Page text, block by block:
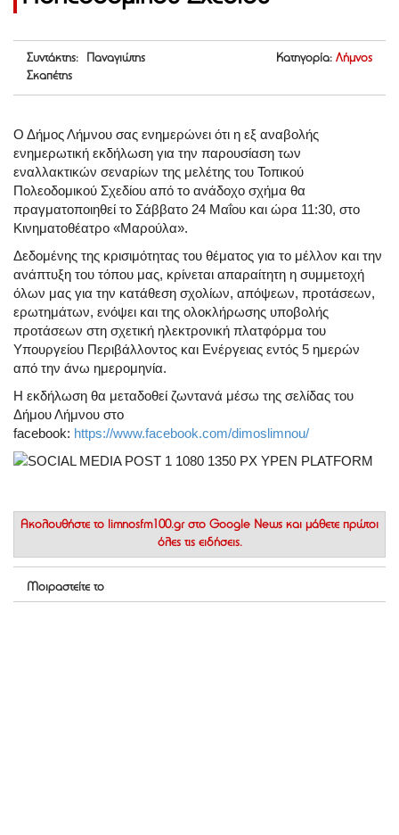
Συντάκτης: Παναγιώτης
Σκαπέτης
Κατηγορία: Λήμνος
Ο Δήμος Λήμνου σας ενημερώνει ότι η εξ αναβολής
ενημερωτική εκδήλωση για την παρουσίαση των
εναλλακτικών σεναρίων της μελέτης του Τοπικού
Πολεοδομικού Σχεδίου από το ανάδοχο σχήμα θα
πραγματοποιηθεί το Σάββατο 24 Μαΐου και ώρα 11:30, στο
Κινηματοθέατρο «Μαρούλα».
Δεδομένης της κρισιμότητας του θέματος για το μέλλον και την
ανάπτυξη του τόπου μας, κρίνεται απαραίτητη η συμμετοχή
όλων μας για την κατάθεση σχολίων, απόψεων, προτάσεων,
ερωτημάτων, ενόψει και της ολοκλήρωσης υποβολής
προτάσεων στη σχετική ηλεκτρονική πλατφόρμα του
Υπουργείου Περιβάλλοντος και Ενέργειας εντός 5 ημερών
από την άνω ημερομηνία.
Η εκδήλωση θα μεταδοθεί ζωντανά μέσω της σελίδας του
Δήμου Λήμνου στο
facebook: https://www.facebook.com/dimoslimnou/
Ακολουθήστε το limnosfm100.gr στο Google News και μάθετε πρώτοι
όλες τις ειδήσεις.
Μοιραστείτε το